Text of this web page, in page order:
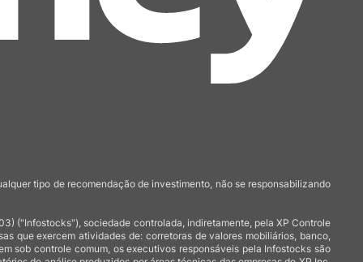
tipo de recomendação de investimento, não se responsabilizando
("Infostocks"), sociedade controlada, indiretamente, pela XP Controle
que exercem atividades de: corretoras de valores mobiliários, banco,
sob controle comum, os executivos responsáveis pela Infostocks são